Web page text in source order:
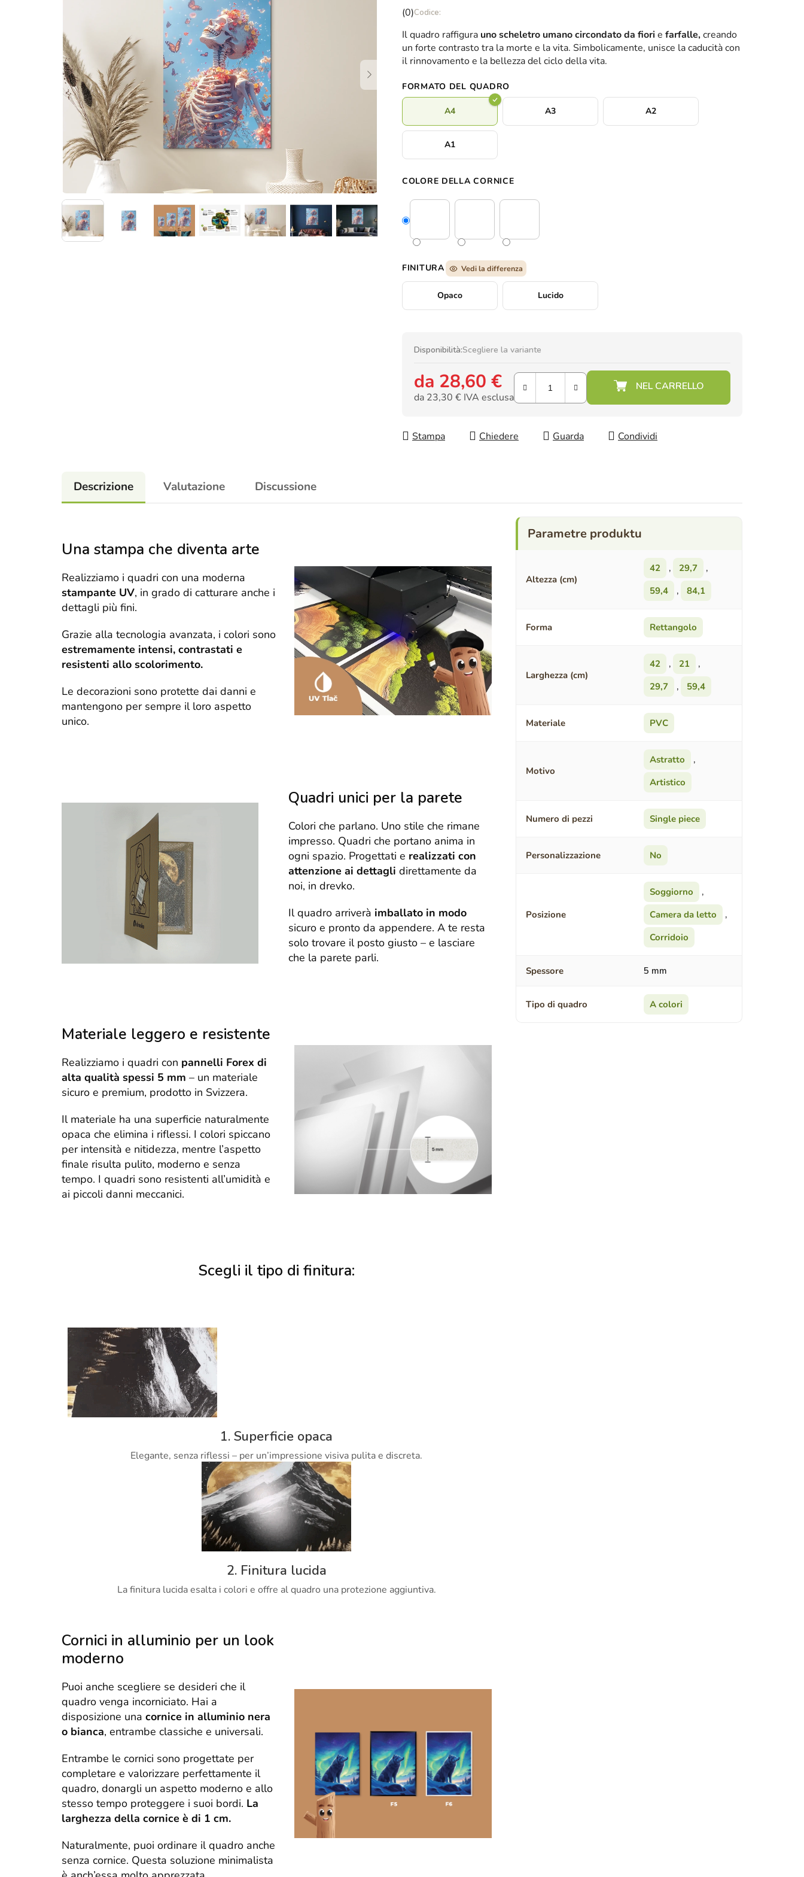
La
media
del
prodotto
0,0
su
stelle.
(0)
Il quadro raffigura uno scheletro umano circondato da fiorie farfalle,creando
un forte contrasto tra la morte e la vita. Simbolicamente, unisce la caducità con
il rinnovamento e la bellezza del ciclo della vita.
FORMATO DEL QUADRO
A4 A3 A2
A1
COLORE DELLA CORNICE
FINITURA Vedi la differenza
Opaco Lucido
Disponibilità:Scegliere la variante
da 28,60 €
da 23,30 € IVA esclusa
Stampa
Chiedere Guarda Condividi
Descrizione Valutazione Discussione
Una stampa che diventa arte
Realizziamo i quadri con una moderna
stampante UV, in grado di catturare anche i
dettagli più fini.
Grazie alla tecnologia avanzata, i colori sono
estremamente intensi, contrastati e
resistenti allo scolorimento.
Le decorazioni sono protette dai danni e
mantengono per sempre il loro aspetto
unico.
Quadri unici per la parete
Colori che parlano. Uno stile che rimane
impresso. Quadri che portano anima in
ogni spazio. Progettati e realizzati con
attenzione ai dettagli direttamente da
noi, in drevko.
Il quadro arriverà imballato in modo
sicuro e pronto da appendere. A te resta
solo trovare il posto giusto – e lasciare
che la parete parli.
Materiale leggero e resistente
Realizziamo i quadri con pannelli Forex di
alta qualità spessi 5 mm – un materiale
sicuro e premium, prodotto in Svizzera.
Il materiale ha una superficie naturalmente
opaca che elimina i riflessi. I colori spiccano
per intensità e nitidezza, mentre l’aspetto
finale risulta pulito, moderno e senza
tempo. I quadri sono resistenti all’umidità e
ai piccoli danni meccanici.
Scegli il tipo di finitura:
1. Superficie opaca
Elegante, senza riflessi – per un’impressione visiva pulita e discreta.
2. Finitura lucida
La finitura lucida esalta i colori e offre al quadro una protezione aggiuntiva.
Cornici in alluminio per un look
moderno
Puoi anche scegliere se desideri che il
quadro venga incorniciato. Hai a
disposizione una cornice in alluminio nera
o bianca, entrambe classiche e universali.
Entrambe le cornici sono progettate per
completare e valorizzare perfettamente il
quadro, donargli un aspetto moderno e allo
stesso tempo proteggere i suoi bordi. La
larghezza della cornice è di 1 cm.
Naturalmente, puoi ordinare il quadro anche
senza cornice. Questa soluzione minimalista
Altezza (cm)
42 , 29,7
,
59,4
, 84,1
Forma Rettangolo
Larghezza (cm)
42 , 21
,
29,7
, 59,4
Materiale PVC
Motivo
Astratto
,
Artistico
Numero di pezzi Single piece
Personalizzazione No
Posizione
Soggiorno
,
Camera da letto
,
Corridoio
Spessore 5 mm
Tipo di quadro A colori